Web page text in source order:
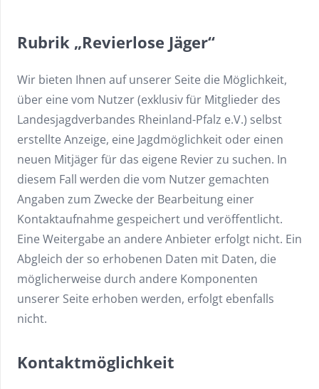
Rubrik „Revierlose Jäger“
Wir bieten Ihnen auf unserer Seite die Möglichkeit,
über eine vom Nutzer (exklusiv für Mitglieder des
Landesjagdverbandes Rheinland-Pfalz e.V.) selbst
erstellte Anzeige, eine Jagdmöglichkeit oder einen
neuen Mitjäger für das eigene Revier zu suchen. In
diesem Fall werden die vom Nutzer gemachten
Angaben zum Zwecke der Bearbeitung einer
Kontaktaufnahme gespeichert und veröffentlicht.
Eine Weitergabe an andere Anbieter erfolgt nicht. Ein
Abgleich der so erhobenen Daten mit Daten, die
möglicherweise durch andere Komponenten
unserer Seite erhoben werden, erfolgt ebenfalls
nicht.
Kontaktmöglichkeit